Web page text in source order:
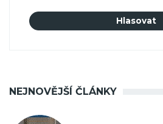
NEJNOVĚJŠÍ ČLÁNKY